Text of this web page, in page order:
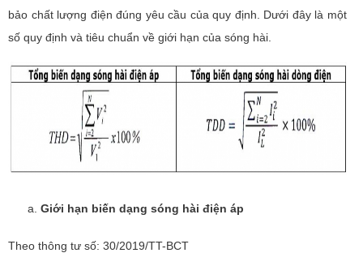
bảo chất lượng điện đúng yêu cầu của quy định. Dưới đây là một
số quy định và tiêu chuẩn về giới hạn của sóng hài.
Giới hạn biến dạng sóng hài điện áp
Theo thông tư số: 30/2019/TT-BCT